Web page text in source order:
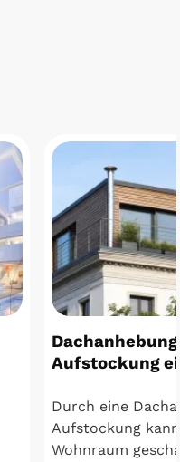
Aufstockung
Durch eine
Aufstockung
Wohnraum